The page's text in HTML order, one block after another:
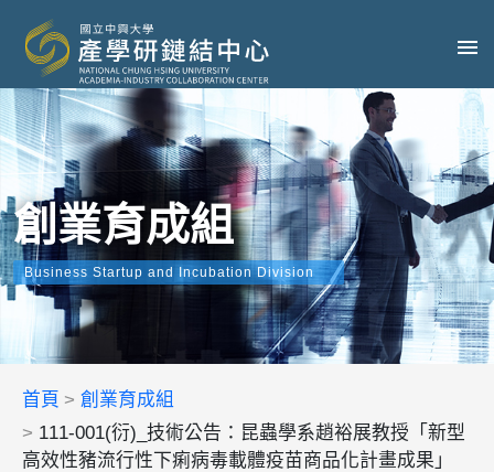
創業育成組
Business Startup and Incubation Division
首頁
創業育成組
111-001(衍)_技術公告：昆蟲學系趙裕展教授「新型
高效性豬流行性下痢病毒載體疫苗商品化計畫成果」